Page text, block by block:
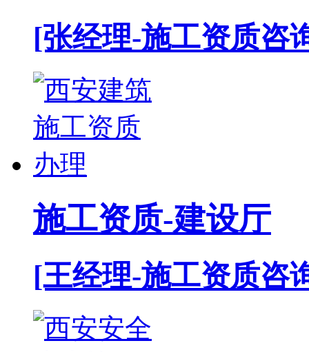
[张经理-施工资质咨
施工资质-建设厅
[王经理-施工资质咨